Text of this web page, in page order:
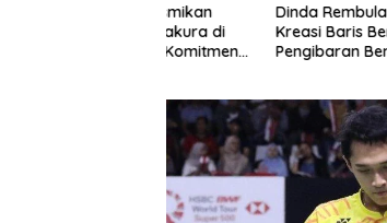
Dinda Rembulan Buka Lomba
Kreasi Baris Berbaris dan
Pengibaran Bendera Peringati